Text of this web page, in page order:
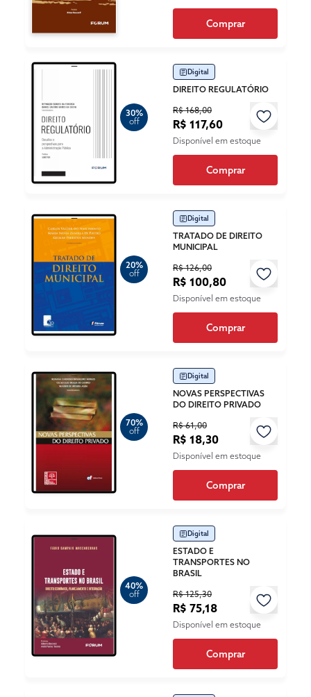
Comprar
30%
off
Digital
DIREITO REGULATÓRIO
R$ 168,00
R$ 117,60
Disponível em estoque
Comprar
20%
off
Digital
TRATADO DE DIREITO
MUNICIPAL
R$ 126,00
R$ 100,80
Disponível em estoque
Comprar
70%
off
Digital
NOVAS PERSPECTIVAS
DO DIREITO PRIVADO
R$ 61,00
R$ 18,30
Disponível em estoque
Comprar
40%
off
Digital
ESTADO E
TRANSPORTES NO
BRASIL
R$ 125,30
R$ 75,18
Disponível em estoque
Comprar